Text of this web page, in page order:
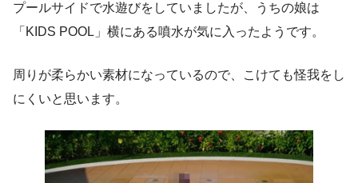
プールサイドで水遊びをしていましたが、うちの娘は
「KIDS POOL」横にある噴水が気に入ったようです。
周りが柔らかい素材になっているので、こけても怪我をし
にくいと思います。